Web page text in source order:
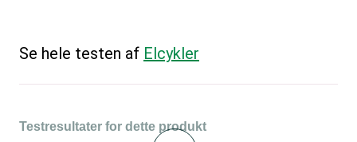
Se hele testen af Elcykler
Testresultater for dette produkt